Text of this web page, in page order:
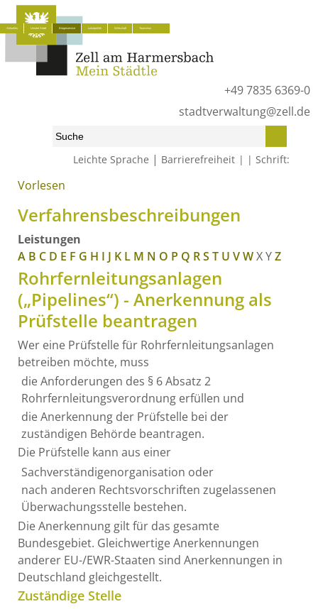
+49 7835 6369-0
stadtverwaltung@zell.de
Leichte Sprache | Barrierefreiheit Schrift:
Aktuelles Unsere Stadt Bürgerservice Lokalpolitik Wirtschaft Tourismus
Start» Bürgerservice »
Vorlesen
Verfahrensbeschreibungen
Leistungen
A B C D E F G H I J K L M N O P Q RS T U VWXYZ
Rohrfernleitungsanlagen
(„Pipelines“) - Anerkennung als
Prüfstelle beantragen
Wer eine Prüfstelle für Rohrfernleitungsanlagen
betreiben möchte, muss
die Anforderungen des § 6 Absatz 2
Rohrfernleitungsverordnung erfüllen und
die Anerkennung der Prüfstelle bei der
zuständigen Behörde beantragen.
Die Prüfstelle kann aus einer
Sachverständigenorganisation oder
nach anderen Rechtsvorschriften zugelassenen
Überwachungsstelle bestehen.
Die Anerkennung gilt für das gesamte
Bundesgebiet. Gleichwertige Anerkennungen
anderer EU-/EWR-Staaten sind Anerkennungen in
Deutschland gleichgestellt.
Zuständige Stelle